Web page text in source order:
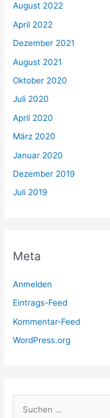
August 2022
April 2022
Dezember 2021
August 2021
Oktober 2020
Juli 2020
April 2020
März 2020
Januar 2020
Dezember 2019
Juli 2019
Meta
Anmelden
Eintrags-Feed
Kommentar-Feed
WordPress.org